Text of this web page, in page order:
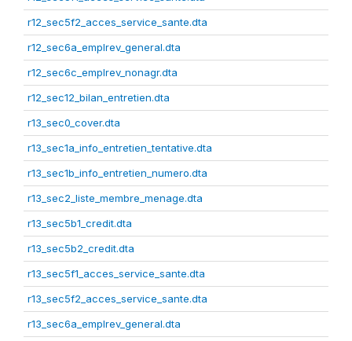
r12_sec5f2_acces_service_sante.dta
r12_sec6a_emplrev_general.dta
r12_sec6c_emplrev_nonagr.dta
r12_sec12_bilan_entretien.dta
r13_sec0_cover.dta
r13_sec1a_info_entretien_tentative.dta
r13_sec1b_info_entretien_numero.dta
r13_sec2_liste_membre_menage.dta
r13_sec5b1_credit.dta
r13_sec5b2_credit.dta
r13_sec5f1_acces_service_sante.dta
r13_sec5f2_acces_service_sante.dta
r13_sec6a_emplrev_general.dta